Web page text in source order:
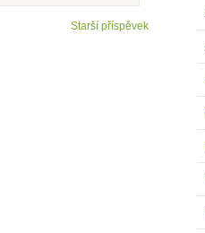
Starší příspěvek